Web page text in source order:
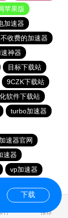
苹果版
加速器
收费的加速器
神器
目标下载站
9CZK下载站
软件下载站
turbo加速器
速器官网
速器
vp加速器
行 推荐
下载
0.567634s